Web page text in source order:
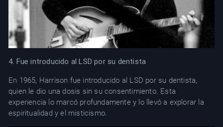
4. Fue introducido al LSD por su dentista
En 1965, Harrison fue introducido al LSD por su dentista,
quien le dio una dosis sin su consentimiento. Esta
experiencia lo marcó profundamente y lo llevó a explorar la
espiritualidad y el misticismo.